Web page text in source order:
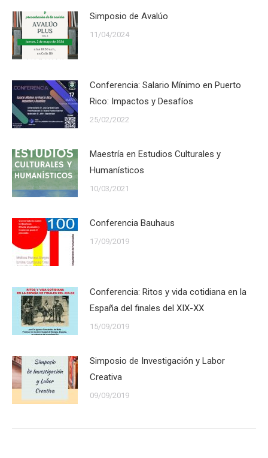
Simposio de Avalúo
11/04/2024
Conferencia: Salario Mínimo en Puerto
Rico: Impactos y Desafíos
25/02/2022
Maestría en Estudios Culturales y
Humanísticos
10/03/2021
Conferencia Bauhaus
17/09/2019
Conferencia: Ritos y vida cotidiana en la
España del finales del XIX-XX
15/09/2019
Simposio de Investigación y Labor
Creativa
09/09/2019